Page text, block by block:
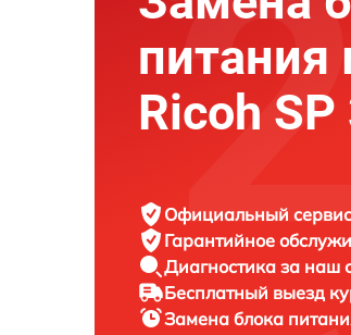
Ricoh
Официальный сервис
Гарантийное
Диагностика за наш
Бесплатный выезд
Замена блока